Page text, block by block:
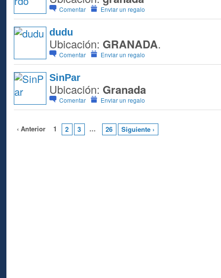
Comentar Enviar un regalo
dudu
Ubicación: GRANADA.
Comentar Enviar un regalo
SinPar
Ubicación: Granada
Comentar Enviar un regalo
‹ Anterior 1 2 3 … 26 Siguiente ›